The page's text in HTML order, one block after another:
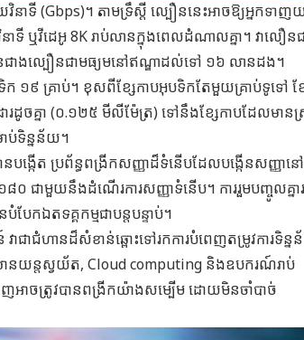
ទី (Gbps)។ តាមទ្រឹស្ដី ល្បឿននេះអាចឱ្យអ្នកទាញ
ឬវីដេអូ 8K រាប់លានក្នុងពេលដំណាលគ្នា។ វាលឿន
ងល្បឿនជាមធ្យមនៅឥណ្ឌាដល់ទៅ ១៦ លានដង។
ទិក ១៩ គ្រាប់។ ខុសពីខ្សែកាបអុបទិកតែមួយគ្រាប់ទូទៅ ខ្
រដូចគ្នា (០.១២៥ មីលីម៉ែត្រ) ទៅនឹងខ្សែកាបដែលមាន
ប់ទិន្នន័យ។
នបង្កើត ប្រព័ន្ធពង្រីកសញ្ញាដ៏ទំនើបដែលបង្កើនសញ្ញាន
ជាមួយនឹងដំណើរការសញ្ញាទំនើប។ ការរួមបញ្ចូលគ្នារ
ែកឯតទគ្គកម្មជាបន្តបន្ទាប់។
ជាជំហានដ៏សំខាន់ឆ្ពោះទៅរកការបំពេញតម្រូវការទិន្
យន្តស្វយ័ត, Cloud computing និងឧបករណ៍រាប់
អាចត្រូវបានពង្រីកយ៉ាងសម្បើម ដោយមិនចាំបាច់